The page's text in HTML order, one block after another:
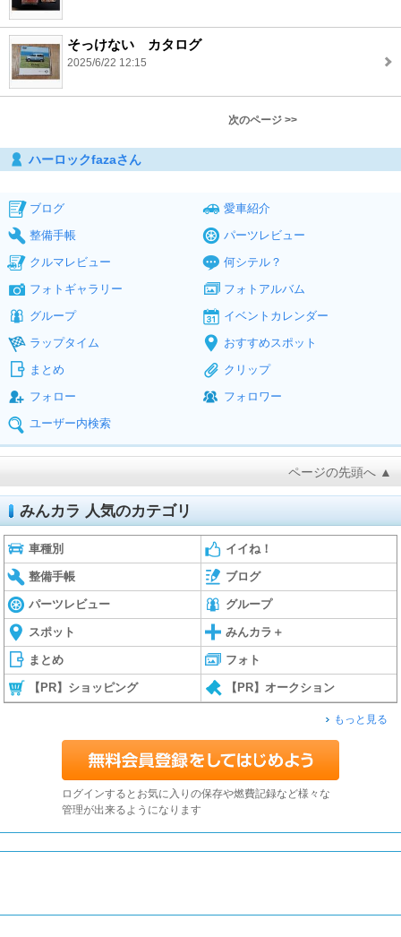
そっけない カタログ
2025/6/22 12:15
次のページ >>
ハーロックfazaさん
ブログ
愛車紹介
整備手帳
パーツレビュー
クルマレビュー
何シテル？
フォトギャラリー
フォトアルバム
グループ
イベントカレンダー
ラップタイム
おすすめスポット
まとめ
クリップ
フォロー
フォロワー
ユーザー内検索
ページの先頭へ ▲
みんカラ 人気のカテゴリ
車種別 イイね！
整備手帳 ブログ
パーツレビュー グループ
スポット みんカラ＋
まとめ フォト
【PR】ショッピング 【PR】オークション
もっと見る
ログインするとお気に入りの保存や燃費記録など様々な
管理が出来るようになります